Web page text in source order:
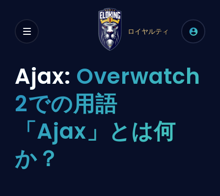
ロイヤルティ
Ajax: Overwatch
2での用語
「Ajax」とは何
か？